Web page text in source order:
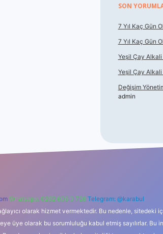
SON
7 Yıl Kaç Gün
7 Yıl Kaç Gün
Yeşil Çay Alkali
Yeşil Çay Alkali
Değişim
admin
Whatsapp: 0262 606 0 726 Telegram: @karabul
olarak hizmet vermektedir. Bu nedenle,
üye olarak bu sorumluluğu kabul etmiş sayılırlar. Bu